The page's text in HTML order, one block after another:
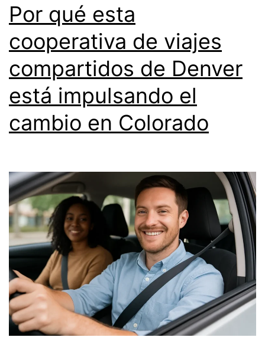
Por qué esta
cooperativa de viajes
compartidos de Denver
está impulsando el
cambio en Colorado